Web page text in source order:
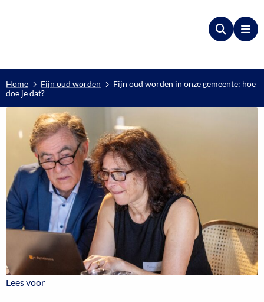
Zoeken
Home Fijn oud worden
Fijn oud worden in onze gemeente: hoe
doe je dat?
Lees voorLees voor